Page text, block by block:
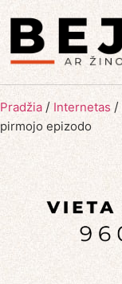
Pradžia / Internetas /
pirmojo epizodo